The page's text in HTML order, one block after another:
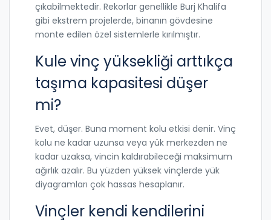
çıkabilmektedir. Rekorlar genellikle Burj Khalifa
gibi ekstrem projelerde, binanın gövdesine
monte edilen özel sistemlerle kırılmıştır.
Kule vinç yüksekliği arttıkça
taşıma kapasitesi düşer
mi?
Evet, düşer. Buna moment kolu etkisi denir. Vinç
kolu ne kadar uzunsa veya yük merkezden ne
kadar uzaksa, vincin kaldırabileceği maksimum
ağırlık azalır. Bu yüzden yüksek vinçlerde yük
diyagramları çok hassas hesaplanır.
Vinçler kendi kendilerini